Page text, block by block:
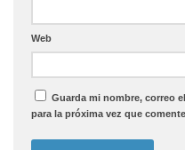
Web
Guarda mi nombre, correo
para la próxima vez que